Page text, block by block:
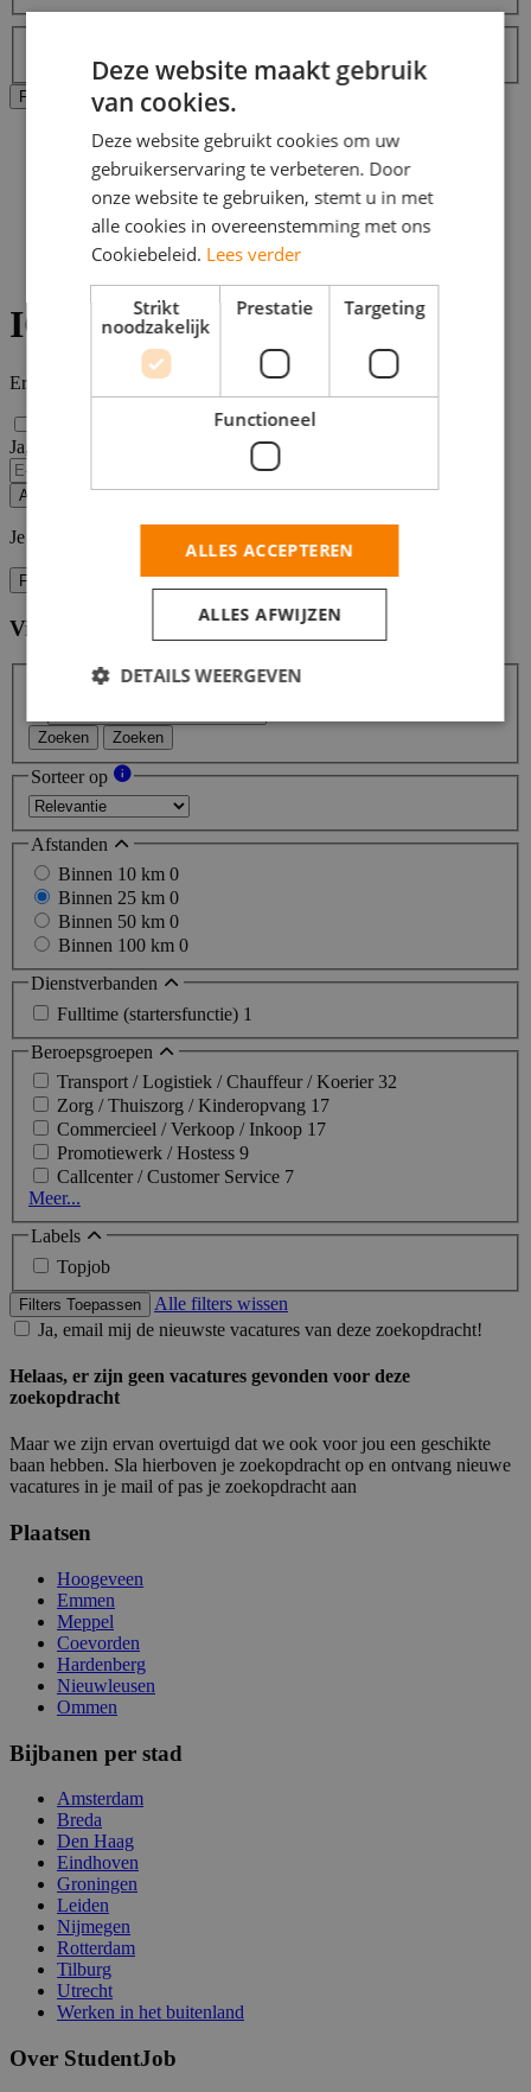
Topjob
Filters Toepassen Alle filters wissen
Home
Bijbaan
Assen
Ict vacatures
ICT vacatures in Assen
Er zijn ICT vacatures in Assen gevonden.
Ja, email mij de nieuwste vacatures van deze zoekopdracht!
Alert opslaan
Je kunt vacature-alerts op elk moment uitzetten.
Filters
Vind hier de baan die bij jou past
Zoeken Zoeken
Sorteer op
Afstanden
Binnen 10 km 0
Binnen 25 km 0
Binnen 50 km 0
Binnen 100 km 0
Dienstverbanden
Fulltime (startersfunctie) 1
Beroepsgroepen
Transport / Logistiek / Chauffeur / Koerier32
Zorg / Thuiszorg / Kinderopvang 17
Commercieel / Verkoop / Inkoop 17
Promotiewerk / Hostess 9
Callcenter / Customer Service 7
Meer...
Labels
Topjob
Filters Toepassen
Alle filters wissen
Ja, email mij de nieuwste vacatures van deze zoekopdracht!
Helaas, er zijn geen vacatures gevonden voor deze
zoekopdracht
Maar we zijn ervan overtuigd dat we ook voor jou een geschikte
baan hebben. Sla hierboven je zoekopdracht op en ontvang nieuwe
vacatures in je mail of pas je zoekopdracht aan
Plaatsen
Hoogeveen
Emmen
Meppel
Coevorden
Hardenberg
Nieuwleusen
Ommen
Bijbanen per stad
Amsterdam
Breda
Den Haag
Eindhoven
Groningen
Leiden
Nijmegen
Rotterdam
Tilburg
Utrecht
Werken in het buitenland
Over StudentJob
Deze website maakt gebruik
van cookies.
Deze website gebruikt cookies om uw
gebruikerservaring te verbeteren. Door
onze website te gebruiken, stemt u in met
alle cookies in overeenstemming met ons
Cookiebeleid. Lees verder
Strikt
noodzakelijk
Prestatie Targeting
Functioneel
ALLES ACCEPTEREN
ALLES AFWIJZEN
DETAILS WEERGEVEN